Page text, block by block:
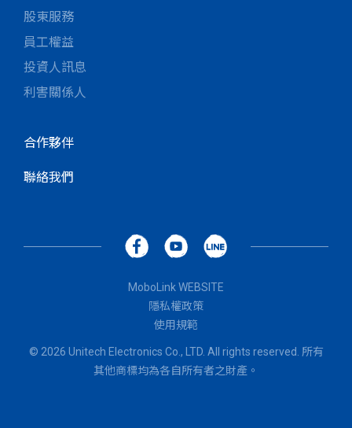
股東服務
員工權益
投資人訊息
利害關係人
合作夥伴
聯絡我們
MoboLink WEBSITE
隱私權政策
使用規範
© 2026 Unitech Electronics Co., LTD. All rights reserved. 所有
其他商標均為各自所有者之財產。